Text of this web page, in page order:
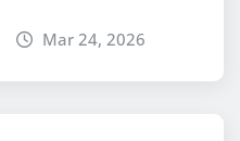
Mar 24, 2026